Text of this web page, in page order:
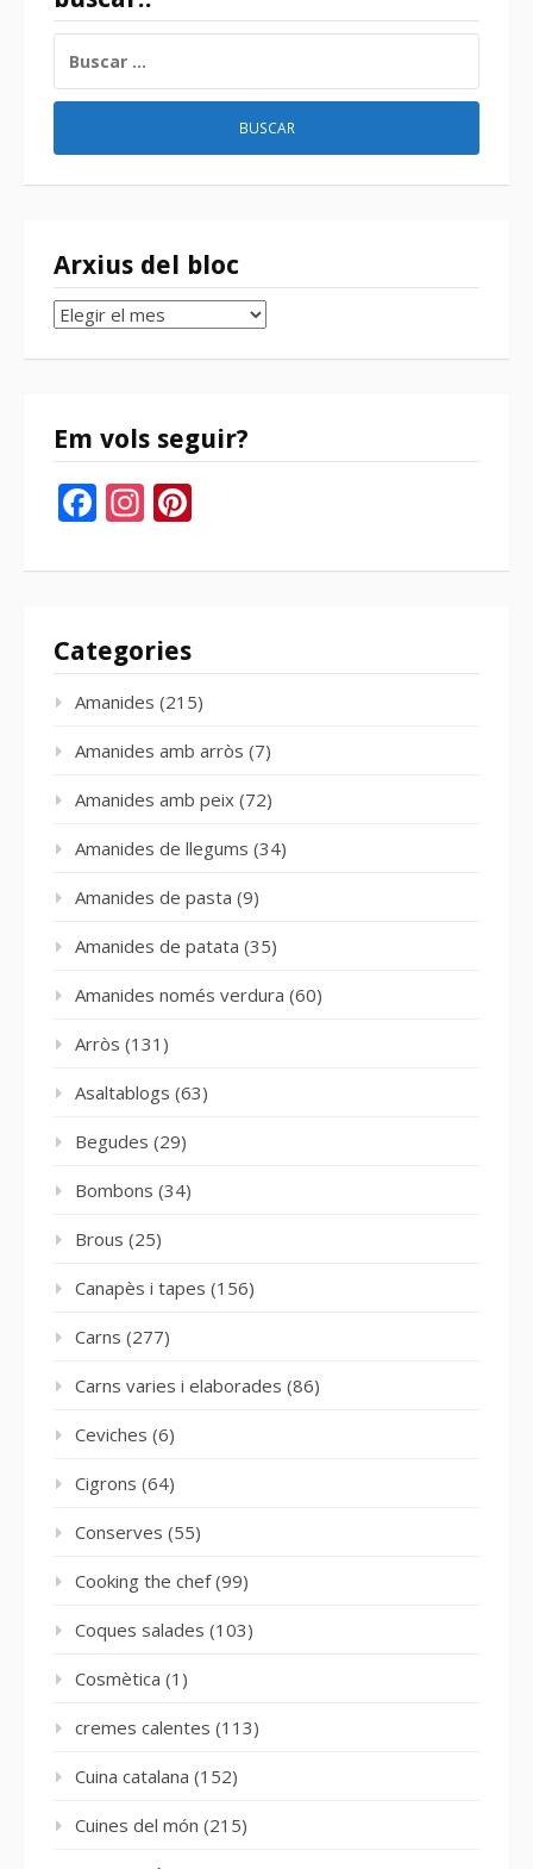
Arxius del bloc
Arxius
bloc
Em vols seguir?
Facebook
Instagram
Categories
Amanides (215)
Amanides amb arròs (7)
Amanides amb peix (72)
Amanides de llegums (34)
Amanides de pasta (9)
Amanides de patata (35)
Amanides només verdura (60)
Arròs (131)
Asaltablogs (63)
Begudes (29)
Bombons (34)
Brous (25)
Canapès i tapes (156)
Carns (277)
Carns varies i elaborades (86)
Ceviches (6)
Cigrons (64)
Conserves (55)
Cooking the chef(99)
Coques salades (103)
Cosmètica (1)
cremes calentes (113)
Cuina catalana (152)
Cuines del món (215)